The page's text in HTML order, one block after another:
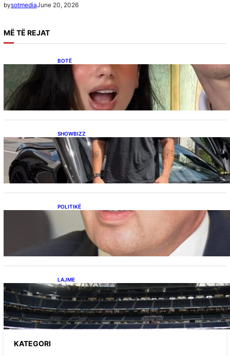
bysotmediaJune 20, 2026
MË TË REJAT
BOTË
Besnik Qaka rrëfen atmosferën në dasmën e
Dua Lipës: “Një event gjigant me emra
botërorë”
SHOWBIZZ
Ish-banori i Big Brother VIP Kosova, Eduart
Kuqi ua mbyll gojën kritikëve, publikon
dëshmi për supermakinën luksoze
POLITIKË
Përplasja VV-LDK për gazin amerikan,
Kërçeli i përgjigjet Hotit: “Mbrojeni LDK-në, jo
aleancën me SHBA-në”
LAJME
Ish-mesfushori i Real Madridit dhe
Argjentinës,shtrohet urgjentisht në spital pas
problemeve me zemrën, mungon në ndeshjet
e ardhshme
KATEGORI